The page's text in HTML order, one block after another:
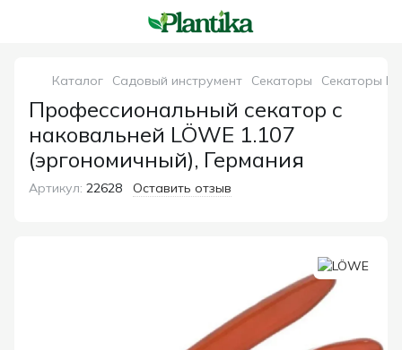
Каталог Садовый инструмент Секаторы Секаторы
Профессиональный секатор с
наковальней LÖWE 1.107
(эргономичный), Германия
Артикул: 22628 Оставить отзыв